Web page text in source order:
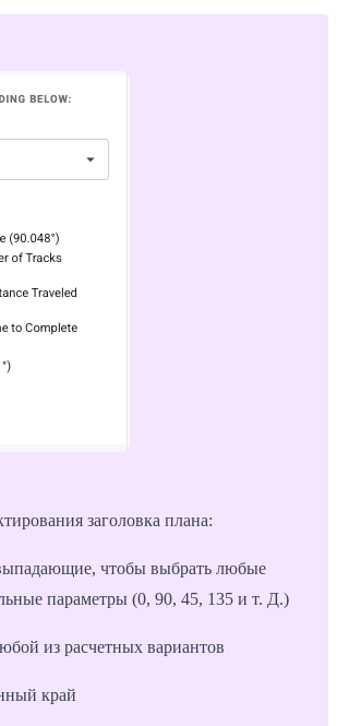
заголовка плана:
чтобы выбрать любые
параметры (0, 90, 45, 135 и т. Д.)
из расчетных вариантов
край